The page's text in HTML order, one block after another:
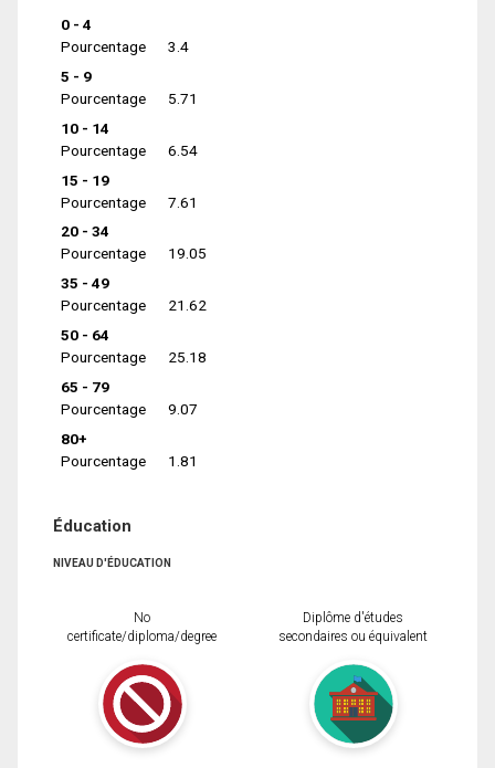
0 - 4
Pourcentage
3.4
5 - 9
Pourcentage
5.71
10 - 14
Pourcentage
6.54
15 - 19
Pourcentage
7.61
20 - 34
Pourcentage
19.05
35 - 49
Pourcentage
21.62
50 - 64
Pourcentage
25.18
65 - 79
Pourcentage
9.07
80+
Pourcentage
1.81
Éducation
NIVEAU D'ÉDUCATION
No
certificate/diploma/degree
Diplôme d'études
secondaires ou équivalent